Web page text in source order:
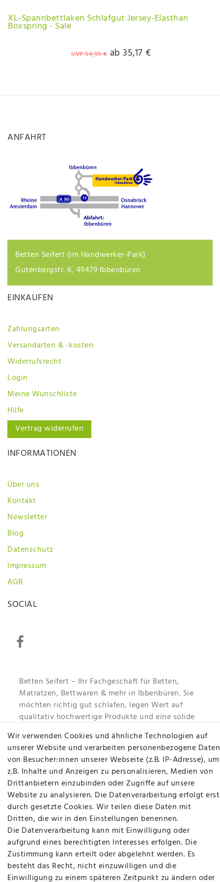
XL-Spannbettlaken Schlafgut Jersey-Elasthan
Boxspring - Sale
UVP 54,95 € ab 35,17 €
ANFAHRT
Betten Seifert (im Handwerker-Park)
Gutenbergstr. 6, 49479 Ibbenbüren
EINKAUFEN
Zahlungsarten
Versandarten & -kosten
Widerrufsrecht
Login
Meine Wunschliste
Hilfe
Vertrag widerrufen
INFORMATIONEN
Über uns
Kontakt
Newsletter
Blog
Datenschutz
Impressum
AGB
SOCIAL
Betten Seifert – Ihr Fachgeschäft für Betten,
Matratzen, Bettwaren & mehr in Ibbenbüren. Sie
möchten richtig gut schlafen, legen Wert auf
qualitativ hochwertige Produkte und eine solide
Bettwaren? Dann sind Sie bei uns genau richtig.
Ob online oder vor Ort im Fachgeschäft in
Ibbenbüren - wir beraten Sie gerne!
Mehr erfahren
Wir verwenden Cookies und ähnliche Technologien auf
unserer Website und verarbeiten personenbezogene Daten
von Besucher:innen unserer Webseite (z.B. IP-Adresse), um
z.B. Inhalte und Anzeigen zu personalisieren, Medien von
Drittanbietern einzubinden oder Zugriffe auf unsere
Website zu analysieren. Die Datenverarbeitung erfolgt erst
durch gesetzte Cookies. Wir teilen diese Daten mit
Dritten, die wir in den Einstellungen benennen.
Die Datenverarbeitung kann mit Einwilligung oder
aufgrund eines berechtigten Interesses erfolgen. Die
Zustimmung kann erteilt oder abgelehnt werden. Es
besteht das Recht, nicht einzuwilligen und die
Einwilligung zu einem späteren Zeitpunkt zu ändern oder
plentymarkets Template von Plenty Lions
BACK TO TOP